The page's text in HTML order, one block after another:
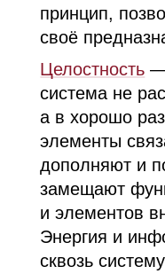
принцип,
своё
Целостность —
система не
а в хорошо
элементы
дополняют и
замещают
и элементов
Энергия и
сквозь